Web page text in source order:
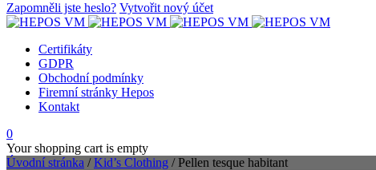
Zapomněli jste heslo? Vytvořit nový účet
Certifikáty
GDPR
Obchodní podmínky
Firemní stránky Hepos
Kontakt
0
Your shopping cart is empty
Úvodní stránka / Kid’s Clothing / Pellen tesque habitant